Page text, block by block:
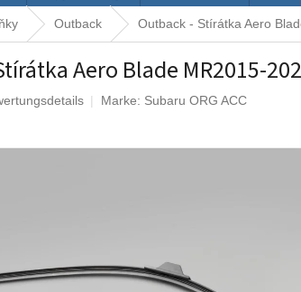
Outback Outback - Stírátka Aero
Aero Blade MR2015-
Marke: Subaru ORG ACC